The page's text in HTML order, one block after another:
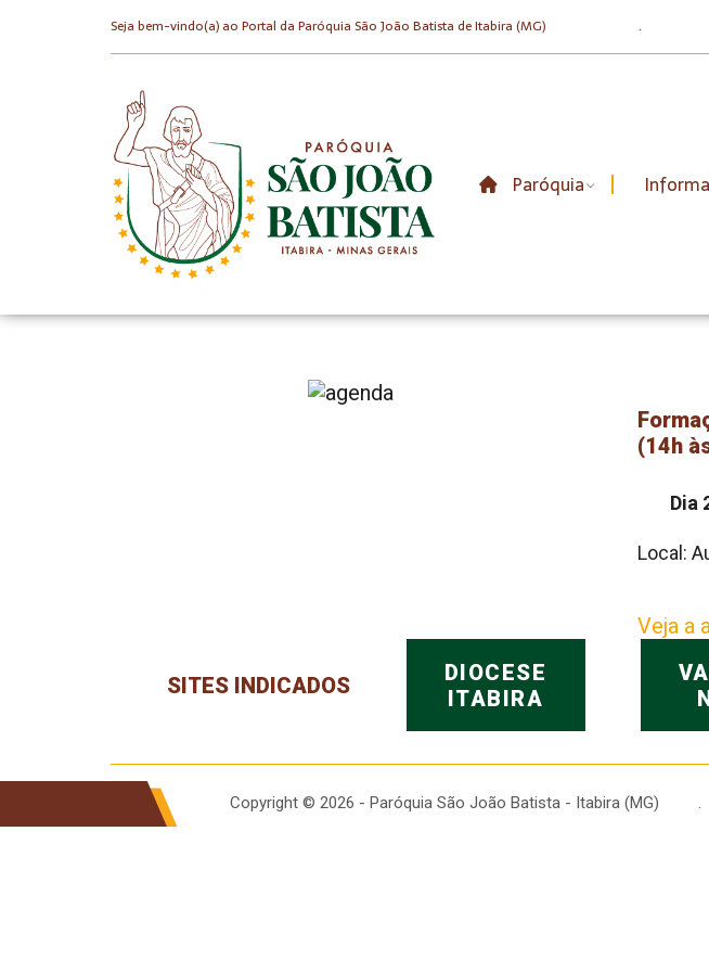
Seja bem-vindo(a) ao Portal da Paróquia São João Batista de Itabira (MG) .
Paróquia
(14h
Dia
Local:
Veja a
SITES INDICADOS
DIOCESE
ITABIRA
Copyright © 2026 - Paróquia São João Batista - Itabira